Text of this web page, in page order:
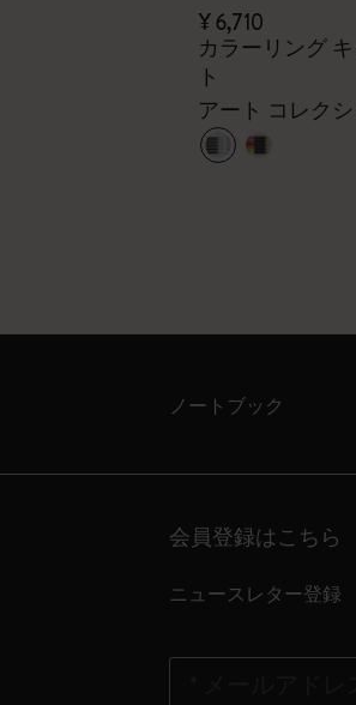
¥ 6,710
カラーリング
ト
アート コレク
ノートブック
会員登録はこちら
ニュースレター登録